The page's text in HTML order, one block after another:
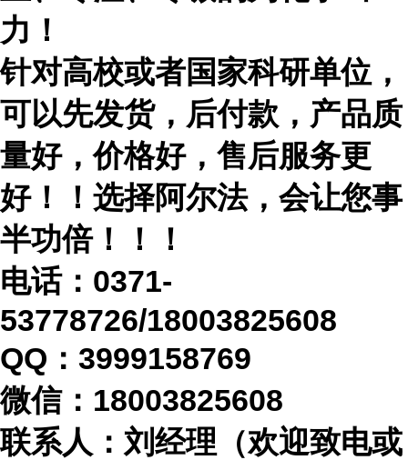
力！
针对高校或者国家科研单位，
可以先发货，后付款，产品质
量好，价格好，售后服务更
好！！选择阿尔法，会让您事
半功倍！！！
电话： 0371-
53778726/18003825608
QQ：3999158769
微信： 18003825608
联系人：刘经理（欢迎致电或